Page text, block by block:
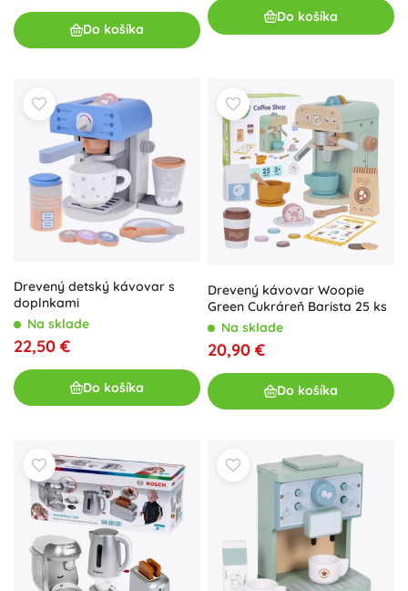
Do košíka
Do košíka
Drevený detský kávovar s
doplnkami
Na sklade
22,50 €
Do košíka
Drevený kávovar Woopie
Green Cukráreň Barista 25 ks
Na sklade
20,90 €
Do košíka